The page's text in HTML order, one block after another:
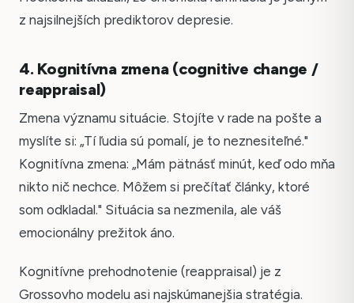
z najsilnejších prediktorov depresie.
4. Kognitívna zmena (cognitive change /
reappraisal)
Zmena významu situácie. Stojíte v rade na pošte a
myslíte si: „Tí ľudia sú pomalí, je to neznesiteľné."
Kognitívna zmena: „Mám pätnásť minút, keď odo mňa
nikto nič nechce. Môžem si prečítať články, ktoré
som odkladal." Situácia sa nezmenila, ale váš
emocionálny prežitok áno.
Kognitívne prehodnotenie (reappraisal) je z
Grossovho modelu asi najskúmanejšia stratégia.